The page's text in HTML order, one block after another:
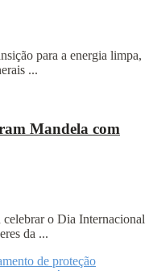
para a energia limpa,
...
Mandela com
celebrar o Dia Internacional
da ...